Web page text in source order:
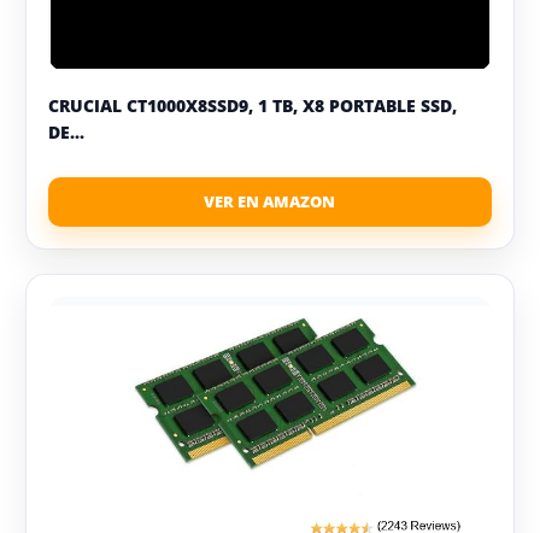
CRUCIAL CT1000X8SSD9, 1 TB, X8 PORTABLE SSD,
DE...